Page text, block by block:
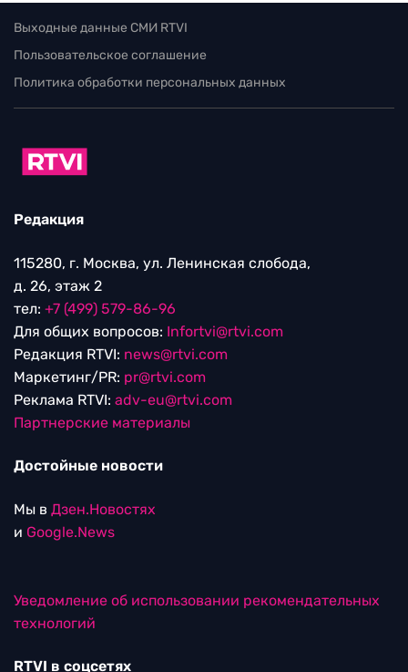
Выходные данные СМИ RTVI
Пользовательское соглашение
Политика обработки персональных данных
Редакция
115280, г. Москва, ул. Ленинская слобода,
д. 26, этаж 2
тел: +7 (499) 579-86-96
Для общих вопросов: Infortvi@rtvi.com
Редакция RTVI: news@rtvi.com
Маркетинг/PR: pr@rtvi.com
Реклама RTVI: adv-eu@rtvi.com
Партнерские материалы
Достойные новости
Мы в Дзен.Новостях
и Google.News
Уведомление об использовании рекомендательных
технологий
RTVI в соцсетях